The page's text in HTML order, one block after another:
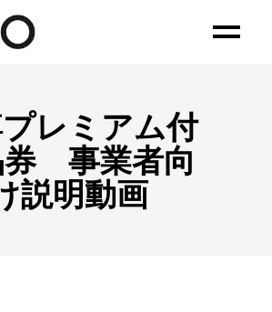
レミアム付
券 事業者向
説明動画